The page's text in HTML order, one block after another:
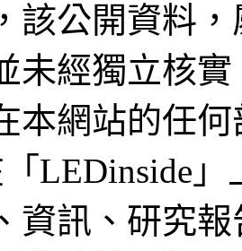
該公開資料
未經獨立核
本網站的任
LEDinside
資訊、研究